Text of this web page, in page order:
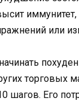
или
торговых
шагов. Его